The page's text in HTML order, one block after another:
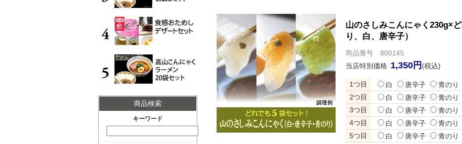
商品検索
キーワード
山のさしみこんにゃく230g×
り、白、唐辛子）
商品番号 800145
当店特別価格 1,350円 (税込)
1つ目 白 唐辛子
青のり
2つ目
白 唐辛子
青のり
3つ目
白 唐辛子
青のり
4つ目
白 唐辛子
青のり
5つ目
白 唐辛子 青のり